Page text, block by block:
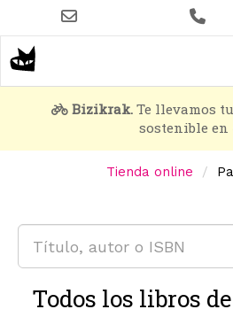
contenido
principal
Bizikrak. Te llevamos
sostenible en
Tienda online
Todos los libros